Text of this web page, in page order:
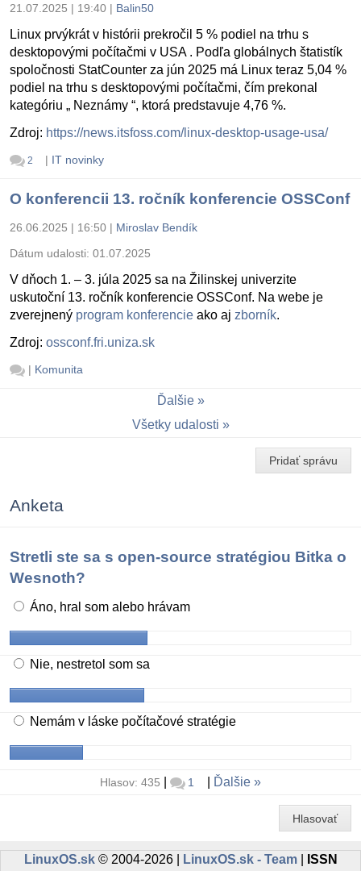
21.07.2025 | 19:40 | Balin50
Linux prvýkrát v histórii prekročil 5 % podiel na trhu s
desktopovými počítačmi v USA . Podľa globálnych štatistík
spoločnosti StatCounter za jún 2025 má Linux teraz 5,04 %
podiel na trhu s desktopovými počítačmi, čím prekonal
kategóriu „ Neznámy “, ktorá predstavuje 4,76 %.
Zdroj: https://news.itsfoss.com/linux-desktop-usage-usa/
2 | IT novinky
O konferencii 13. ročník konferencie OSSConf
26.06.2025 | 16:50 | Miroslav Bendík
Dátum udalosti: 01.07.2025
V dňoch 1. – 3. júla 2025 sa na Žilinskej univerzite
uskutoční 13. ročník konferencie OSSConf. Na webe je
zverejnený program konferencie ako aj zborník.
Zdroj: ossconf.fri.uniza.sk
| Komunita
Ďalšie
Všetky udalosti
Pridať správu
Anketa
Stretli ste sa s open-source stratégiou Bitka o
Wesnoth?
Áno, hral som alebo hrávam
Nie, nestretol som sa
Nemám v láske počítačové stratégie
Hlasov: 435 1 Ďalšie
Hlasovať
LinuxOS.sk© 2004-2026 | LinuxOS.sk - Team|
ISSN